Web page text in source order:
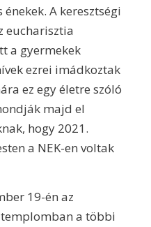
A keresztségi
eucharisztia
a gyermekek
ezrei imádkoztak
ez egy életre szóló
majd el
hogy 2021.
a NEK-en voltak
19-én az
templomban a többi